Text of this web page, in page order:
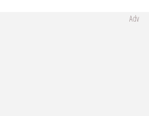
Adv